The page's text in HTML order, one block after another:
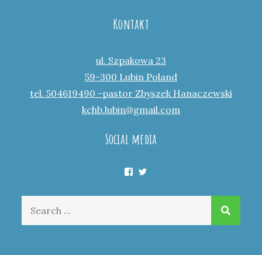
Kontakt
ul. Szpakowa 23
59-300 Lubin Poland
tel. 504619490 -pastor Zbyszek Hanaczewski
kchb.lubin@gmail.com
Social media
Facebook